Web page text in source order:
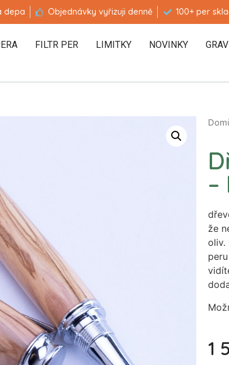
depa Objednávky vyřizuji denně 100+ per
FILTR PER LIMITKY NOVINKY
–
že
oliv.
1